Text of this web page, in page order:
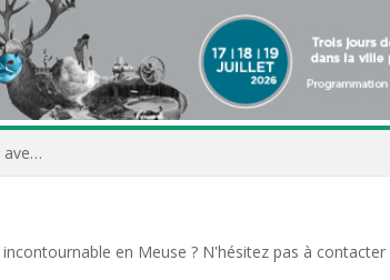
Commerçants, associations… anticipez les fêtes de fin d’année avec Meuz’Info
en Meuse ? N'hésitez pas à contacter